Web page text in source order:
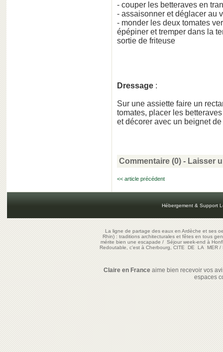
- couper les betteraves en
- assaisonner et déglacer au
- monder les deux tomates
épépiner et tremper dans la
sortie de friteuse
Dressage :
Sur une assiette faire un
tomates, placer les
et décorer avec un beignet de
Commentaire (0) - Laisser
<< article précédent
Hébergement & Support
La ligne de partage des eaux en Ardèche et ses
Rhin) : traditions architecturales et fêtes en tous
mérite bien une escapade/Séjour week-end à
Redoutable, c'est à Cherbourg, CITE DE LA MER/
Claire en Franceaime bien recevoir vos
espaces